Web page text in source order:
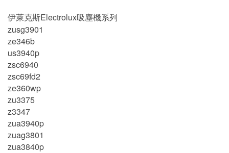
伊萊克斯Electrolux吸塵機系列
zusg3901
ze346b
us3940p
zsc6940
zsc69fd2
ze360wp
zu3375
z3347
zua3940p
zuag3801
zua3840p